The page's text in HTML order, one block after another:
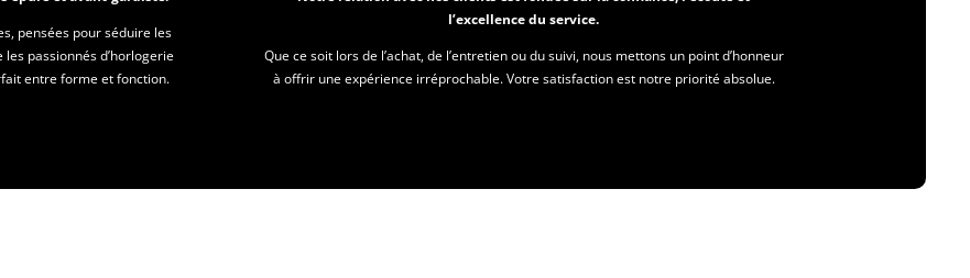
pensées pour séduire les
passionnés d’horlogerie
entre forme et fonction.
l’excellence du service.
Que ce soit lors de l’achat, de l’entretien ou du suivi, nous mettons un point d’honneur
à offrir une expérience irréprochable. Votre satisfaction est notre priorité absolue.